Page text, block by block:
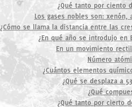
¿Qué tanto por ciento
Los gases nobles son:
¿Cómo se llama la distancia entre las
¿En qué año se introdujo en
En un movimiento
Número
¿Cuántos elementos
¿Qué se desplaza a
¿Qué
¿Qué tanto por cierto